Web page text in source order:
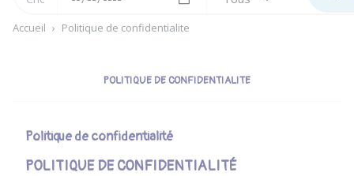
Accueil › Politique de confidentialite
POLITIQUE DE CONFIDENTIALITE
Politique de confidentialité
POLITIQUE DE CONFIDENTIALITÉ